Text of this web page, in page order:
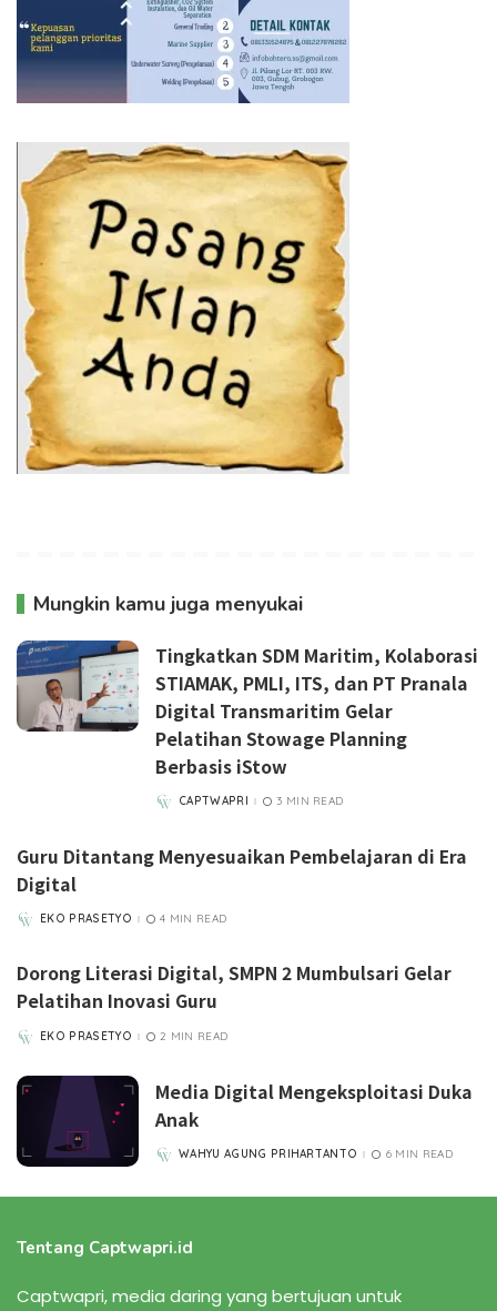
Mungkin kamu juga menyukai
Tingkatkan SDM Maritim, Kolaborasi
STIAMAK, PMLI, ITS, dan PT Pranala
Digital Transmaritim Gelar
Pelatihan Stowage Planning
Berbasis iStow
POSTEDCAPTWAPRI 3 MIN READ
Guru Ditantang Menyesuaikan Pembelajaran di Era
Digital
POSTEDEKO PRASETYO 4 MIN READ
Dorong Literasi Digital, SMPN 2 Mumbulsari Gelar
Pelatihan Inovasi Guru
POSTEDEKO PRASETYO 2 MIN READ
Media Digital Mengeksploitasi Duka
Anak
POSTED
WAHYU AGUNG PRIHARTANTO 6 MIN READ
Tentang Captwapri.id
Captwapri, media daring yang bertujuan untuk